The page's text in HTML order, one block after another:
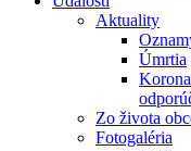
Aktuality
Úmrtia
Zo života
Fotogaléria